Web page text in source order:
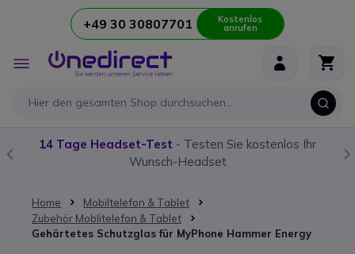
Zum Inhalt springen+49 30 30807701 Kostenlos
anrufen
Navigation
umschalten
14 Tage Headset-Test - Testen Sie kostenlos Ihr
Wunsch-Headset
Home
Mobiltelefon & Tablet
Zubehör Moblitelefon & Tablet
Gehärtetes Schutzglas für MyPhone Hammer Energy